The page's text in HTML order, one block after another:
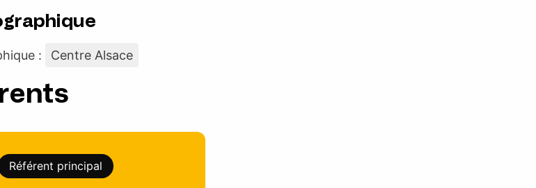
: Centre Alsace
Référent principal